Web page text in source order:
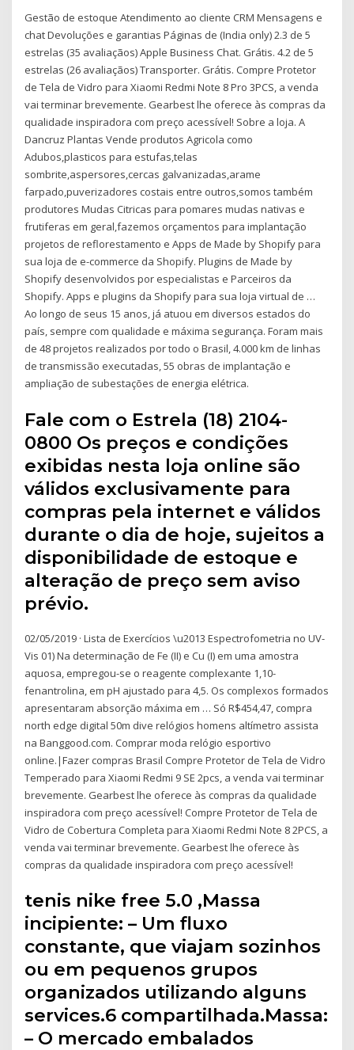
Gestão de estoque Atendimento ao cliente CRM Mensagens e
chat Devoluções e garantias Páginas de (India only) 2.3 de 5
estrelas (35 avaliaçãos) Apple Business Chat. Grátis. 4.2 de 5
estrelas (26 avaliaçãos) Transporter. Grátis. Compre Protetor
de Tela de Vidro para Xiaomi Redmi Note 8 Pro 3PCS, a venda
vai terminar brevemente. Gearbest lhe oferece às compras da
qualidade inspiradora com preço acessível! Sobre a loja. A
Dancruz Plantas Vende produtos Agricola como
Adubos,plasticos para estufas,telas
sombrite,aspersores,cercas galvanizadas,arame
farpado,puverizadores costais entre outros,somos também
produtores Mudas Citricas para pomares mudas nativas e
frutiferas em geral,fazemos orçamentos para implantação
projetos de reflorestamento e Apps de Made by Shopify para
sua loja de e-commerce da Shopify. Plugins de Made by
Shopify desenvolvidos por especialistas e Parceiros da
Shopify. Apps e plugins da Shopify para sua loja virtual de …
Ao longo de seus 15 anos, já atuou em diversos estados do
país, sempre com qualidade e máxima segurança. Foram mais
de 48 projetos realizados por todo o Brasil, 4.000 km de linhas
de transmissão executadas, 55 obras de implantação e
ampliação de subestações de energia elétrica.
Fale com o Estrela (18) 2104-
0800 Os preços e condições
exibidas nesta loja online são
válidos exclusivamente para
compras pela internet e válidos
durante o dia de hoje, sujeitos a
disponibilidade de estoque e
alteração de preço sem aviso
prévio.
02/05/2019 · Lista de Exercícios \u2013 Espectrofometria no UV-
Vis 01) Na determinação de Fe (II) e Cu (I) em uma amostra
aquosa, empregou-se o reagente complexante 1,10-
fenantrolina, em pH ajustado para 4,5. Os complexos formados
apresentaram absorção máxima em … Só R$454,47, compra
north edge digital 50m dive relógios homens altímetro assista
na Banggood.com. Comprar moda relógio esportivo
online.|Fazer compras Brasil Compre Protetor de Tela de Vidro
Temperado para Xiaomi Redmi 9 SE 2pcs, a venda vai terminar
brevemente. Gearbest lhe oferece às compras da qualidade
inspiradora com preço acessível! Compre Protetor de Tela de
Vidro de Cobertura Completa para Xiaomi Redmi Note 8 2PCS, a
venda vai terminar brevemente. Gearbest lhe oferece às
compras da qualidade inspiradora com preço acessível!
tenis nike free 5.0 ,Massa
incipiente: – Um fluxo
constante, que viajam sozinhos
ou em pequenos grupos
organizados utilizando alguns
services.6 compartilhada.Massa:
– O mercado embalados